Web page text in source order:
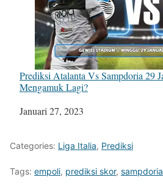
Prediksi Atalanta Vs Sampdoria 29
Mengamuk Lagi?
Tanggal
Januari 27, 2023
Categories: Liga Italia, Prediksi
Tags: empoli, prediksi skor, sampdoria